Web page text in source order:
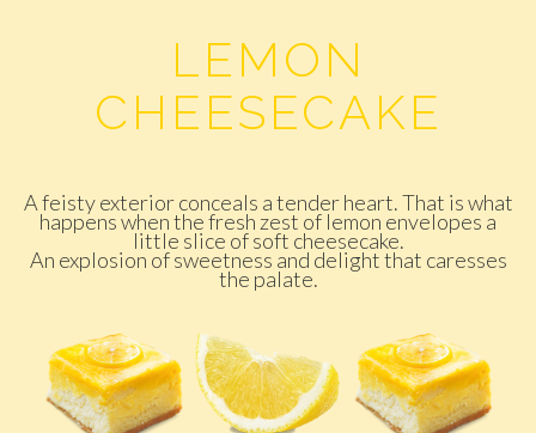
LEMON
CHEESECAKE
A feisty exterior conceals a tender heart. That is what
happens when the fresh zest of lemon envelopes a
little slice of soft cheesecake.
An explosion of sweetness and delight that caresses
the palate.